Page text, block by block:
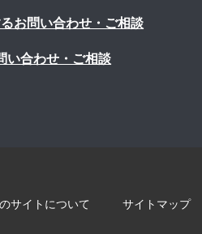
お問い合わせ・ご相談
い合わせ・ご相談
サイトについて サイトマップ